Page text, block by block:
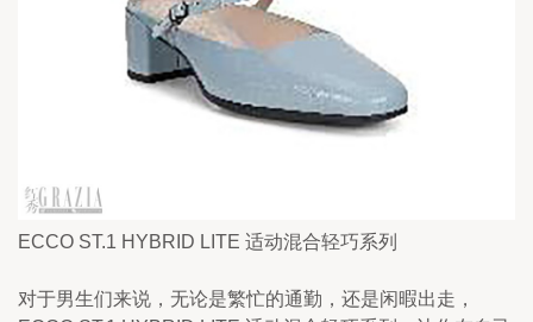
ECCO ST.1 HYBRID LITE 适动混合轻巧系列
对于男生们来说，无论是繁忙的通勤，还是闲暇出走，